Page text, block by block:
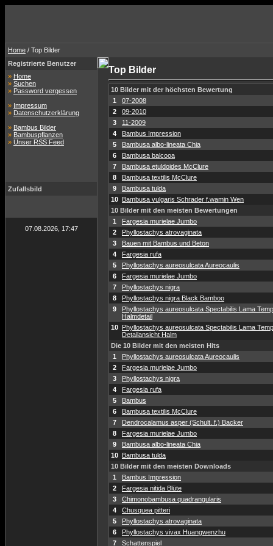
Home / Top Bilder
Registrierte Benutzer
» Home
» Suchen
» Password vergessen
» Impressum
» Datenschutzerklärung
» Bambus Bilder
» Bambuspflanzen
» Unser RSS Feed
Zufallsbild
07.08.2026, 17:47
Top Bilder
10 Bilder mit der höchsten Bewertung
1
07-2008
2
09-2010
3
11-2009
4
Bambus Impression
5
Bambusa albo-lineata Chia
6
Bambusa balcooa
7
Bambusa etuldoides McClure
8
Bambusa textilis McClure
9
Bambusa tulda
10 Bambusa vulgaris Schrader f.wamin Wen
10 Bilder mit den meisten Bewertungen
1
Fargesia murielae Jumbo
2
Phyllostachys atrovaginata
3
Bauen mit Bambus und Beton
4
Fargesia rufa
5
Phyllostachys aureosulcata Aureocaulis
6
Fargesia murielae Jumbo
7
Phyllostachys nigra
8
Phyllostachys nigra Black Bamboo
9
Phyllostachys aureosulcata Spectabilis Lama
Halmdetail
10 Phyllostachys aureosulcata Spectabilis Lama
Detailansicht Halm
Die 10 Bilder mit den meisten Hits
1
Phyllostachys aureosulcata Aureocaulis
2
Fargesia murielae Jumbo
3
Phyllostachys nigra
4
Fargesia rufa
5
Bambus
6
Bambusa textilis McClure
7
Dendrocalamus asper (Schult. f.) Backer
8
Fargesia murielae Jumbo
9
Bambusa albo-lineata Chia
10 Bambusa tulda
10 Bilder mit den meisten Downloads
1
Bambus Impression
2
Fargesia nitida Blüte
3
Chimonobambusa quadrangularis
4
Chusquea pitteri
5
Phyllostachys atrovaginata
6
Phyllostachys vivax Huangwenzhu
7
Schattenspiel